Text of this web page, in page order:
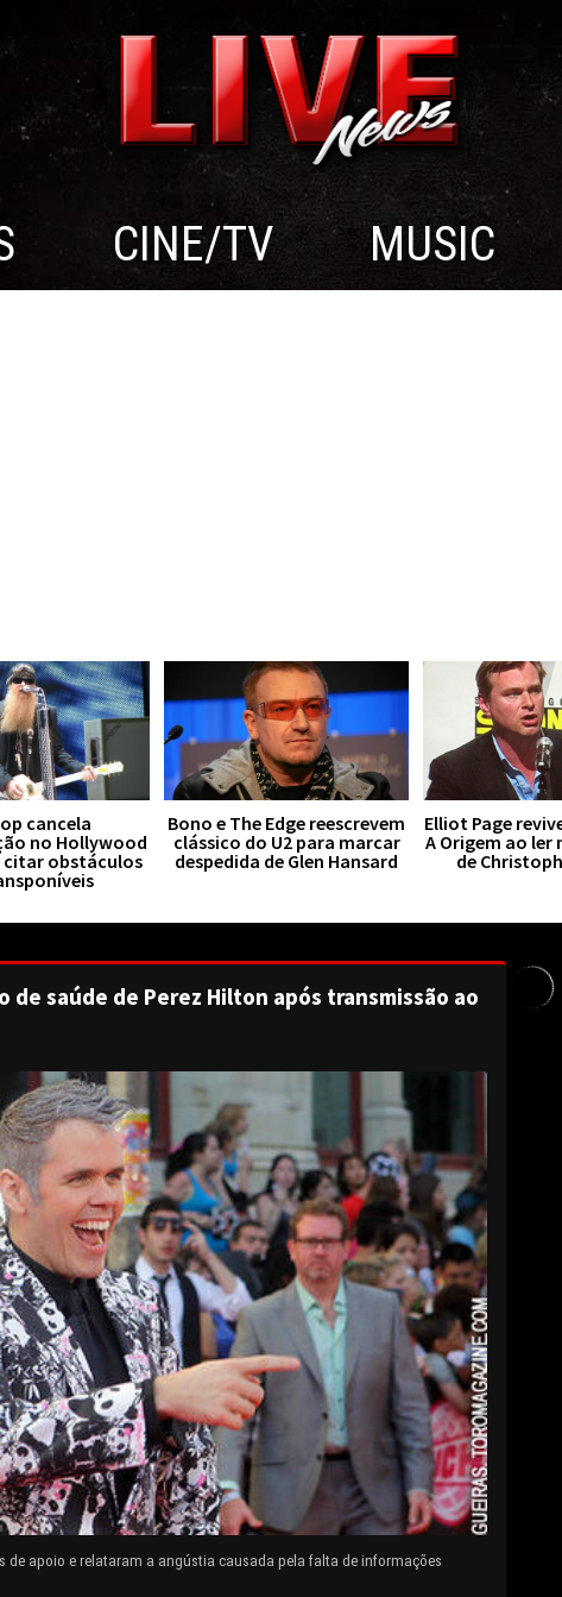
CINE/TV MUSIC
cancela
no Hollywood
citar obstáculos
Bono e The Edge reescrevem
clássico do U2 para marcar
despedida de Glen Hansard
Elliot Page
A Origem ao
de
de saúde de Perez Hilton após transmissão ao
apoio e relataram a angústia causada pela falta de informações